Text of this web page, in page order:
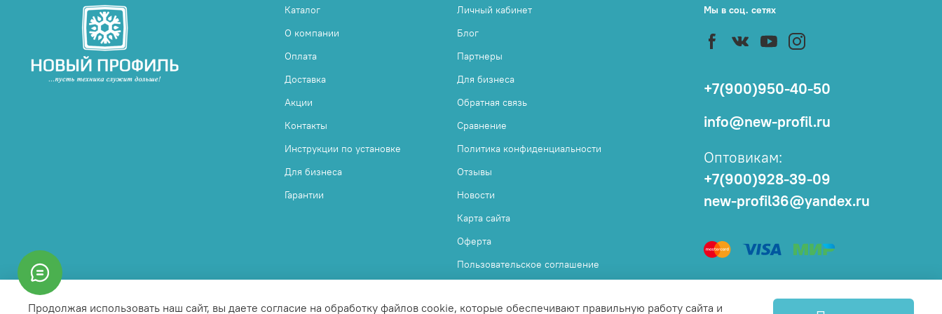
Каталог
О компании
Оплата
Доставка
Акции
Контакты
Инструкции по установке
Для бизнеса
Гарантии
Личный кабинет
Блог
Партнеры
Для бизнеса
Обратная связь
Сравнение
Политика конфиденциальности
Отзывы
Новости
Карта сайта
Оферта
Пользовательское соглашение
Мы в соц. сетях
+7(900)950-40-50
info@new-profil.ru
Оптовикам:
+7(900)928-39-09
new-profil36@yandex.ru
Продолжая использовать наш сайт, вы даете согласие на обработку файлов cookie, которые обеспечивают правильную работу сайта и